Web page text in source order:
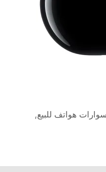
هواتف للبيع,